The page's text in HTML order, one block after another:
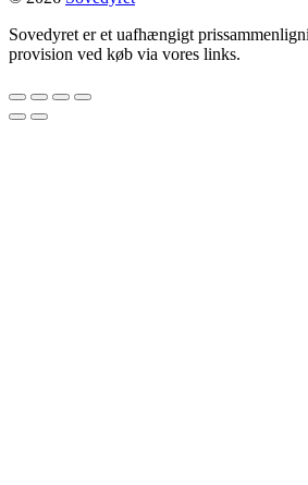
Sovedyret er et uafhængigt
provision ved køb via vores links.